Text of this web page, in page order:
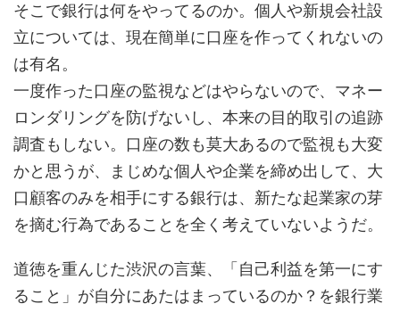
そこで銀行は何をやってるのか。個人や新規会社設
立については、現在簡単に口座を作ってくれないの
は有名。
一度作った口座の監視などはやらないので、マネー
ロンダリングを防げないし、本来の目的取引の追跡
調査もしない。口座の数も莫大あるので監視も大変
かと思うが、まじめな個人や企業を締め出して、大
口顧客のみを相手にする銀行は、新たな起業家の芽
を摘む行為であることを全く考えていないようだ。
道徳を重んじた渋沢の言葉、「自己利益を第一にす
ること」が自分にあたはまっているのか？を銀行業